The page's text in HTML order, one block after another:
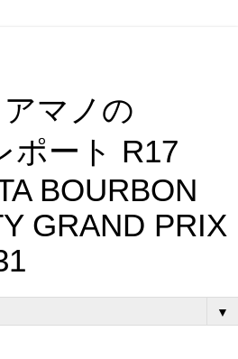
マノの
ポート R17
BOURBON
GRAND PRIX
▼